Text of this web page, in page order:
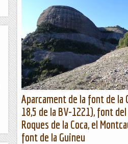
Aparcament de la font de la
18,5 de la BV-1221), font
Roques de la Coca, el
font de la Guineu